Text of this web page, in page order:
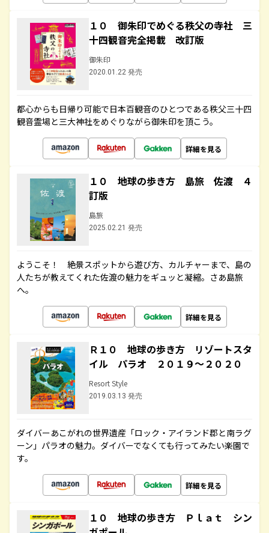
１０ 御朱印でめぐる秩父の寺社 三
十四観音完全掲載 改訂版
御朱印
2020.01.22 発売
都心からも日帰り可能で日本百観音のひとつである秩父三十四
観音霊場と三大神社をめぐりながら御朱印を頂こう。
詳細を見る
１０ 地球の歩き方 島旅 佐渡 ４
訂版
島旅
2025.02.21 発売
ようこそ！ 絶景スポットから遊び方、カルチャーまで、島の
人たちが教えてくれた佐渡の魅力をギュッと凝縮。さあ島旅
へ。
詳細を見る
Ｒ１０ 地球の歩き方 リゾートスタ
イル パラオ ２０１９～２０２０
Resort Style
2019.03.13 発売
ダイバーあこがれの世界遺産「ロック・アイランド郡と南ラグ
ーン」パラオの魅力。ダイバーでなくても行ってみたい楽園で
す。
詳細を見る
１０ 地球の歩き方 Ｐｌａｔ シン